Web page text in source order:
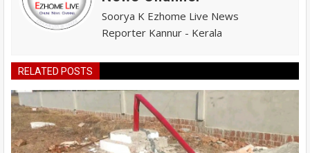
Soorya K Ezhome Live News
Reporter Kannur - Kerala
RELATED POSTS